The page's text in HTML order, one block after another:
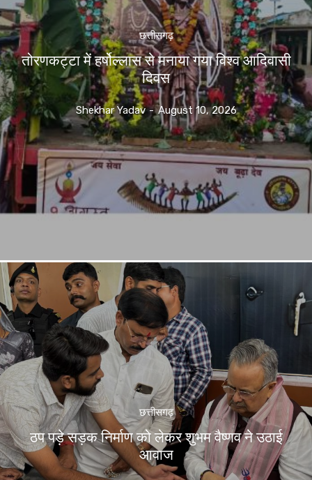
छत्तीसगढ़
तोरणकट्टा में हर्षोल्लास से मनाया गया विश्व आदिवासी
दिवस
Shekhar Yadav - August 10, 2026
छत्तीसगढ़
ठप पड़े सड़क निर्माण को लेकर शुभम वैष्णव ने उठाई
आवाज